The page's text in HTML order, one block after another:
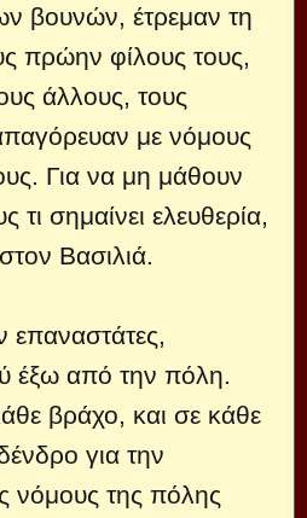
βουνών, έτρεμαν τη
πρώην φίλους τους,
άλλους, τους
με νόμους
Για να μη μάθουν
τι σημαίνει ελευθερία,
Βασιλιά.
επαναστάτες,
έξω από την πόλη.
βράχο, και σε κάθε
για την
νόμους της πόλης